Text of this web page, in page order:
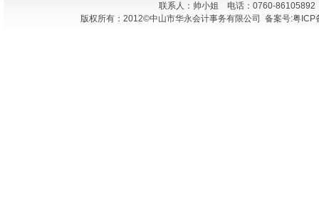
联系人：帅小姐 电话：0760-
版权所有：2012©中山市华永会计事务有限公司 备案号:粤